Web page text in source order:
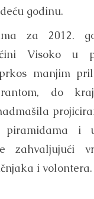
godinu.
za 2012.
Visoko u
manjim
do
piramidama i
zahvaljujući
i volontera.